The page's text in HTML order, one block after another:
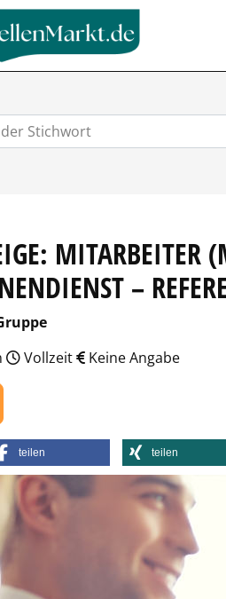
–
Vollzeit Keine Angabe
teilen teilen